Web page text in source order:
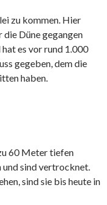
zu kommen. Hier
Düne gegangen
es vor rund 1.000
gegeben, dem die
haben.
60 Meter tiefen
sind vertrocknet.
sind sie bis heute in